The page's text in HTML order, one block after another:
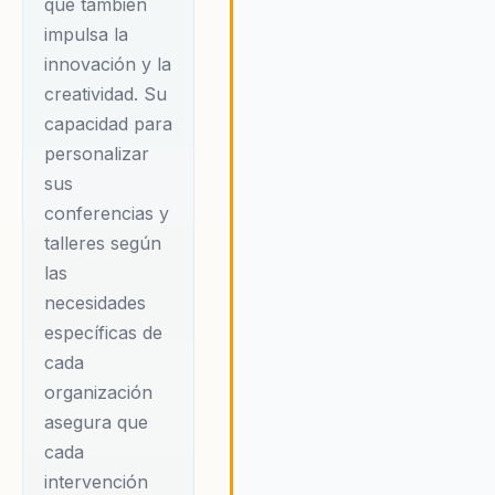
combina la
innovación cultural
con el liderazgo
proporcionando a
las organizaciones
las herramientas
necesarias para
adaptarse y
prosperar en un
mercado en
constante cambio.
Su habilidad para
conectar con las
audiencias y guiar a
impulsa la
innovación y la
creatividad. Su
capacidad para
personalizar
sus
conferencias y
talleres según
las
necesidades
específicas de
cada
organización
asegura que
cada
intervención